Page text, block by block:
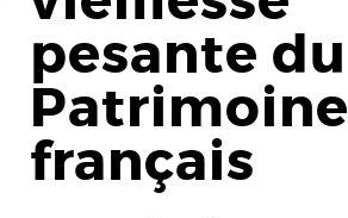
pesante du
Patrimoine
français